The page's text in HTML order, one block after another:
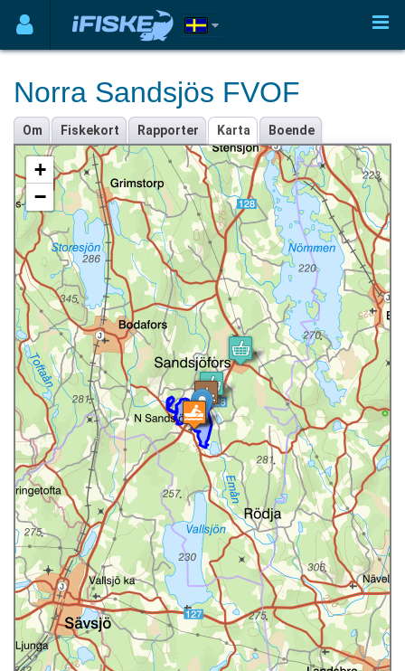
Norra Sandsjös FVOF
Om Fiskekort Rapporter Karta Boende
+
−